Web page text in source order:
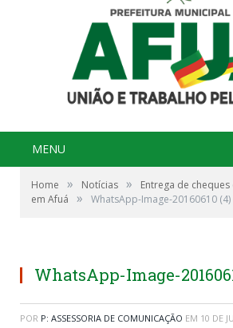
MENU
Home » Notícias »
Entrega de cheques
em Afuá
» WhatsApp-Image-20160610 (4)
WhatsApp-Image-
POR P: ASSESSORIA DE COMUNICAÇÃO EM 10 DE